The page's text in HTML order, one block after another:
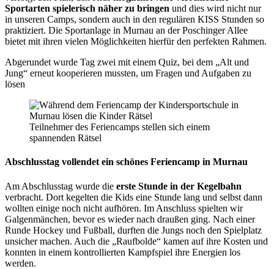
Sportarten spielerisch näher zu bringen und dies wird nicht nur
in unseren Camps, sondern auch in den regulären KISS Stunden so
praktiziert. Die Sportanlage in Murnau an der Poschinger Allee
bietet mit ihren vielen Möglichkeiten hierfür den perfekten Rahmen.
Abgerundet wurde Tag zwei mit einem Quiz, bei dem „Alt und
Jung“ erneut kooperieren mussten, um Fragen und Aufgaben zu
lösen
Teilnehmer des Feriencamps stellen sich einem
spannenden Rätsel
Abschlusstag vollendet ein schönes Feriencamp in Murnau
Am Abschlusstag wurde die erste Stunde in der Kegelbahn
verbracht. Dort kegelten die Kids eine Stunde lang und selbst dann
wollten einige noch nicht aufhören. Im Anschluss spielten wir
Galgenmänchen, bevor es wieder nach draußen ging. Nach einer
Runde Hockey und Fußball, durften die Jungs noch den Spielplatz
unsicher machen. Auch die „Raufbolde“ kamen auf ihre Kosten und
konnten in einem kontrollierten Kampfspiel ihre Energien los
werden.